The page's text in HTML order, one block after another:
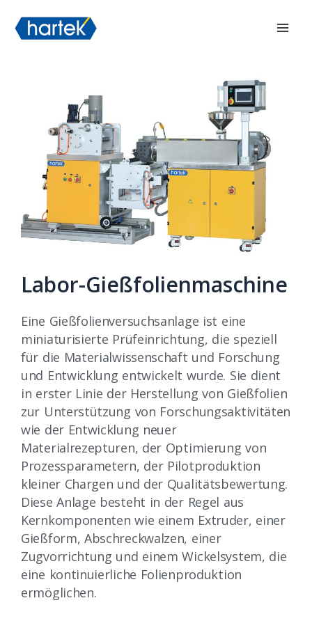
Inhalt
springen
Labor-Gießfolienmaschine
Eine Gießfolienversuchsanlage ist eine
miniaturisierte Prüfeinrichtung, die speziell
für die Materialwissenschaft und Forschung
und Entwicklung entwickelt wurde. Sie dient
in erster Linie der Herstellung von Gießfolien
zur Unterstützung von Forschungsaktivitäten
wie der Entwicklung neuer
Materialrezepturen, der Optimierung von
Prozessparametern, der Pilotproduktion
kleiner Chargen und der Qualitätsbewertung.
Diese Anlage besteht in der Regel aus
Kernkomponenten wie einem Extruder, einer
Gießform, Abschreckwalzen, einer
Zugvorrichtung und einem Wickelsystem, die
eine kontinuierliche Folienproduktion
ermöglichen.